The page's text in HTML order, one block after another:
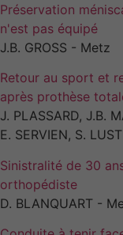
Préservation
n'est pas équipé
J.B. GROSS - Metz
Retour au sport et
après prothèse
J. PLASSARD, J.B.
E. SERVIEN, S.
Sinistralité de 30
orthopédiste
D. BLANQUART -